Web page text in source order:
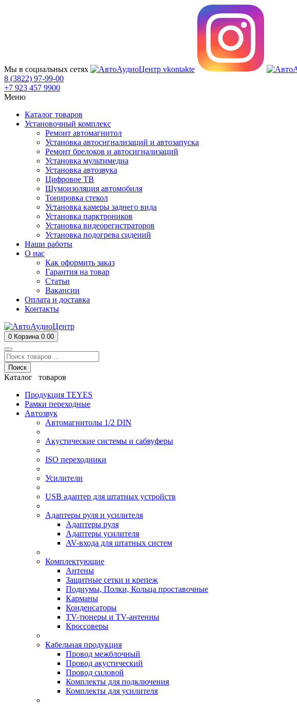
Мы в социальных сетях
8 (3822) 97-99-00
+7 923 457 9900
Меню
Каталог товаров
Установочный комплекс
Ремонт автомагнитол
Установка автосигнализаций и автозапуска
Ремонт брелоков и автосигнализаций
Установка мультимедиа
Установка автозвука
Цифровое ТВ
Шумоизоляция автомобиля
Тонировка стекол
Установка камеры заднего вида
Установка парктроников
Установка видеорегистраторов
Установка подогрева сидений
Наши работы
О нас
Как оформить заказ
Гарантия на товар
Статьи
Вакансии
Оплата и доставка
Контакты
0 Корзина 0.00
Поиск
Каталог товаров
Продукция TEYES
Рамки переходные
Автозвук
Автомагнитолы 1/2 DIN
Акустические системы и сабвуферы
ISO переходники
Усилители
USB адаптер для штатных устройств
Адаптеры руля и усилителя
Адаптеры руля
Адаптеры усилителя
AV-входа для штатных систем
Комплектующие
Антены
Защитные сетки и крепеж
Подиумы, Полки, Кольца проставочные
Карманы
Конденсаторы
TV-тюнеры и TV-антенны
Кроссоверы
Кабельная продукция
Провод межблочный
Провод акустический
Провод силовой
Комплекты для подключения
Комплекты для усилителя